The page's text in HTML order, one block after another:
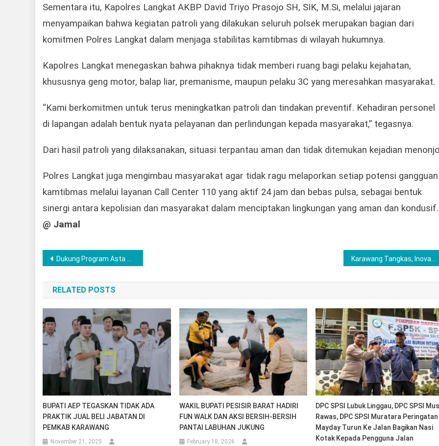
Sementara itu, Kapolres Langkat AKBP David Triyo Prasojo SH, SIK, M.Si, melalui jajaran
menyampaikan bahwa kegiatan patroli yang dilakukan seluruh polsek merupakan bagian dari
komitmen Polres Langkat dalam menjaga stabilitas kamtibmas di wilayah hukumnya.
Kapolres Langkat menegaskan bahwa pihaknya tidak memberi ruang bagi pelaku kejahatan,
khususnya geng motor, balap liar, premanisme, maupun pelaku 3C yang meresahkan masyarakat.
“Kami berkomitmen untuk terus meningkatkan patroli dan tindakan preventif. Kehadiran personel
di lapangan adalah bentuk nyata pelayanan dan perlindungan kepada masyarakat,” tegasnya.
Dari hasil patroli yang dilaksanakan, situasi terpantau aman dan tidak ditemukan kejadian
Polres Langkat juga mengimbau masyarakat agar tidak ragu melaporkan setiap potensi gangguan
kamtibmas melalui layanan Call Center 110 yang aktif 24 jam dan bebas pulsa, sebagai bentuk
sinergi antara kepolisian dan masyarakat dalam menciptakan lingkungan yang aman dan kondusif.
@ Jamal
Post
navigation
Dukung Program Asta Cita, Polres Musi Rawas Renovasi Jembatan Besi Sungai Pring di Desa Pulau Panggung Karawang Tangkas, Inovasi Pemkab Karawang Percepat Penurunan Stunting
RELATED POSTS
BUPATI AEP TEGASKAN TIDAK ADA
PRAKTIK JUAL BELI JABATAN DI
PEMKAB KARAWANG
November 21, 2025
WAKIL BUPATI PESISIR BARAT HADIRI
FUN WALK DAN AKSI BERSIH-BERSIH
PANTAI LABUHAN JUKUNG
February 18, 2026
DPC SPSI Lubuk Linggau, DPC SPSI
Rawas, DPC SPSI Muratara Peringatan
Mayday Turun Ke Jalan Bagikan Nasi
Kotak Kepada Pengguna Jalan